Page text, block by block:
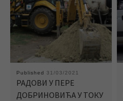
Published 31/03/2021
РАДОВИ У ПЕРЕ
ДОБРИНОВИЋА У ТОКУ